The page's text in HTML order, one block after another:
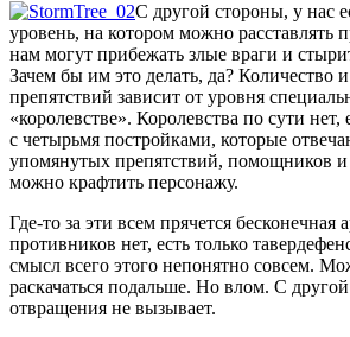
С другой стороны, у нас
уровень, на котором можно расставлять
нам могут прибежать злые враги и
Зачем бы им это делать, да? Количество и
препятствий зависит от уровня
«королевстве». Королевства по сути
с четырьмя постройками, которые
упомянутых препятствий, помощников
можно крафтить персонажу.
Где-то за эти всем прячется
противников нет, есть только
смысл всего этого непонятно совсем.
раскачаться подальше. Но влом. С
отвращения не вызывает.